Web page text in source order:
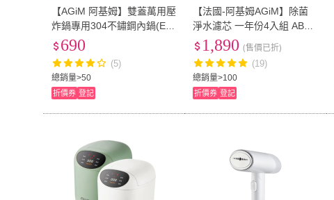
【AGiM 阿基姆】雙蓋萬用壓
炸鍋專用304不鏽鋼內鍋(EP-
680L-304)
總銷量>50
690
(5)
折價券 登記
【法國-阿基姆AGiM】除菌
淨水濾芯 一年份4入組 ABS1
19(IW-2701/FK-2501專用)
總銷量>100
1,890 (售價已折)
(19)
折價券 登記